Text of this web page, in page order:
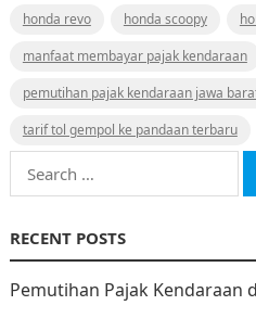
honda revo
honda scoopy
manfaat membayar pajak kendaraan
pemutihan pajak kendaraan jawa
tarif tol gempol ke pandaan terbaru
Search
for:
RECENT POSTS
Pemutihan Pajak Kendaraan